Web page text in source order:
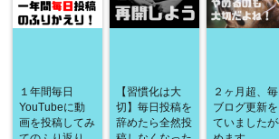
１年間毎日
YouTubeに動
画を投稿してみ
【習慣化は大
切】毎日投稿を
辞めたら全然投
２ヶ月超、毎
ブログ更新を
ていました